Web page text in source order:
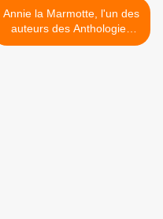
Annie la Marmotte, l'un des
auteurs des Anthologies
éphémères >